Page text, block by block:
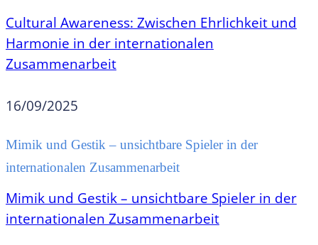
Cultural Awareness: Zwischen Ehrlichkeit und
Harmonie in der internationalen
Zusammenarbeit
16/09/2025
Mimik und Gestik – unsichtbare Spieler in der
internationalen Zusammenarbeit
Mimik und Gestik – unsichtbare Spieler in der
internationalen Zusammenarbeit